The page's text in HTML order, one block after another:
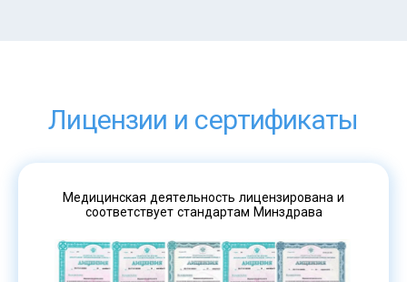
Лицензии и сертификаты
Медицинская деятельность лицензирована и
соответствует стандартам Минздрава